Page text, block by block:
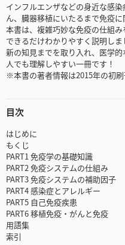
インフルエンザなどの身近な感
ん、臓器移植にいたるまで免疫に
本書は、複雑巧妙な免疫の仕組
できるだけわかりやすく説明し
新の知見までを取り入れ、医学
人でも理解しやすい一冊です！
※本書の著者情報は2015年の初刷
目次
はじめに
もくじ
PART1 免疫学の基礎知識
PART2 免疫システムの仕組み
PART3 免疫システムの補助因子
PART4 感染症とアレルギー
PART5 自己免疫疾患
PART6 移植免疫・がんと免疫
用語集
索引